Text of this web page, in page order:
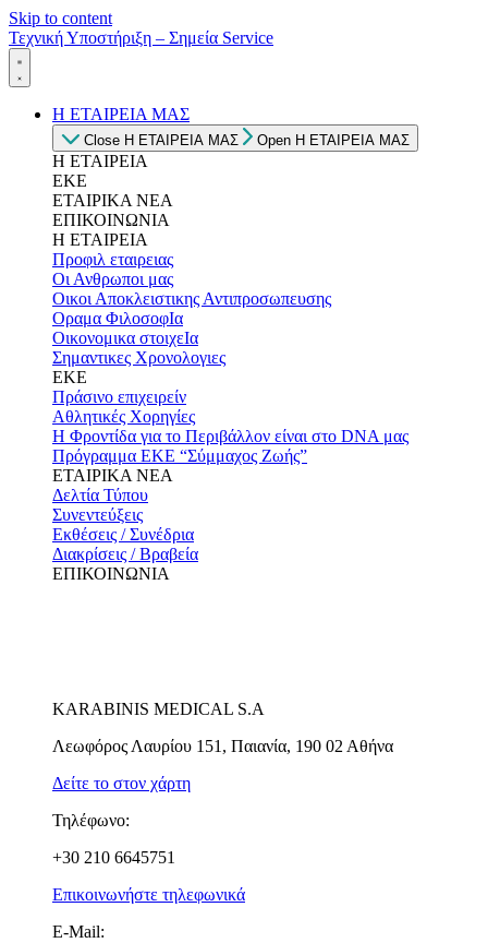
Skip to content
Τεχνική Υποστήριξη – Σημεία Service
Η ΕΤΑΙΡΕΙΑ ΜΑΣ
Close Η ΕΤΑΙΡΕΙΑ ΜΑΣ Open Η ΕΤΑΙΡΕΙΑ ΜΑΣ
Η ΕΤΑΙΡΕΙΑ
ΕΚΕ
ΕΤΑΙΡΙΚΑ ΝΕΑ
ΕΠΙΚΟΙΝΩΝΙΑ
Η ΕΤΑΙΡΕΙΑ
Προφιλ εταιρειας
Οι Ανθρωποι μας
Οικοι Αποκλειστικης Αντιπροσωπευσης
Οραμα ΦιλοσοφΙα
Οικονομικα στοιχεΙα
Σημαντικες Χρονολογιες
ΕΚΕ
Πράσινο επιχειρείν
Αθλητικές Χορηγίες
Η Φροντίδα για το Περιβάλλον είναι στο DNA μας
Πρόγραμμα ΕΚΕ “Σύμμαχος Ζωής”
ΕΤΑΙΡΙΚΑ ΝΕΑ
Δελτία Τύπου
Συνεντεύξεις
Εκθέσεις / Συνέδρια
Διακρίσεις / Βραβεία
ΕΠΙΚΟΙΝΩΝΙΑ
KARABINIS MEDICAL S.A
Λεωφόρος Λαυρίου 151, Παιανία, 190 02 Αθήνα
Δείτε το στον χάρτη
Τηλέφωνο:
+30 210 6645751
Επικοινωνήστε τηλεφωνικά
E-Mail: